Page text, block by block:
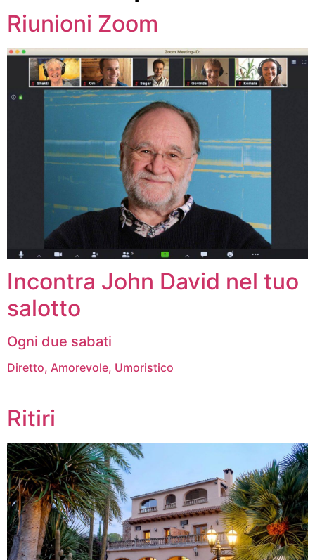
Riunioni Zoom
Incontra John David nel tuo
salotto
Ogni due sabati
Diretto, Amorevole, Umoristico
Ritiri